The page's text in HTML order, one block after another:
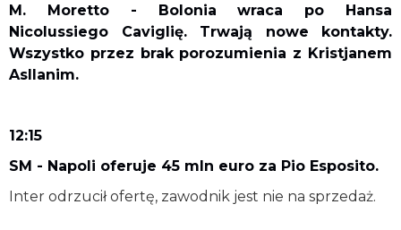
M. Moretto - Bolonia wraca po Hansa
Nicolussiego Caviglię. Trwają nowe kontakty.
Wszystko przez brak porozumienia z Kristjanem
Asllanim.
12:15
SM - Napoli oferuje 45 mln euro za Pio Esposito.
Inter odrzucił ofertę, zawodnik jest nie na sprzedaż.